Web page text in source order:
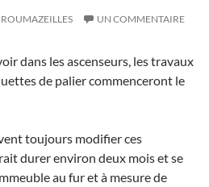
ROUMAZEILLES UN COMMENTAIRE
dans les ascenseurs, les travaux
de palier commenceront le
toujours modifier ces
durer environ deux mois et se
au fur et à mesure de